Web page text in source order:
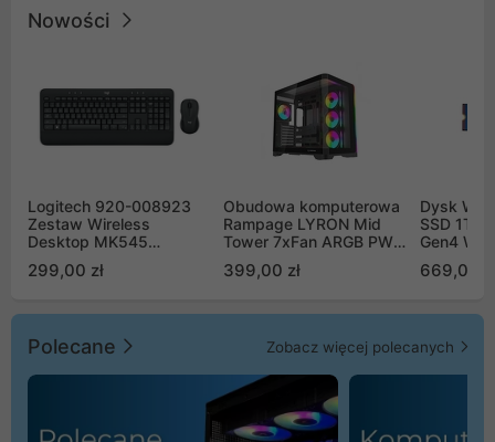
Nowości
Logitech 920-008923
Zestaw Wireless
Desktop MK545
299,00 zł
Obudowa komputerowa
Rampage LYRON Mid
Tower 7xFan ARGB PWM
399,00 zł
Dysk WD
SSD 1TB
Gen4
669,00
Polecane Zobacz więcej polecanych